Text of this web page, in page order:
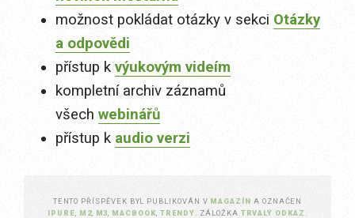
možnost pokládat otázky v sekci Otázky
a odpovědi
přístup k výukovým videím
kompletní archiv záznamů
všech webinářů
přístup k audio verzi
TENTO PŘÍSPĚVEK BYL PUBLIKOVÁN V MAGAZÍN A OZNAČEN
IPURE
M2, M3 MACBOOK TRENDY . ZÁLOŽKA TRVALÝ ODKAZ